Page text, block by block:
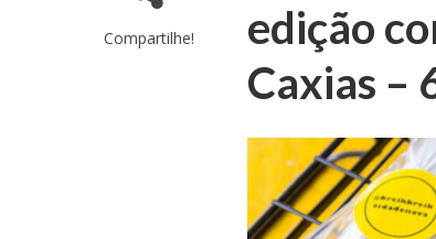
Compartilhe!
edição
Caxias –